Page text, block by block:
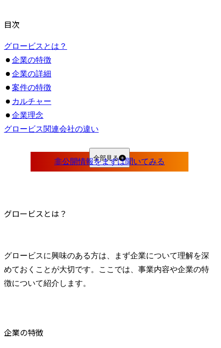
目次
グロービスとは？
企業の特徴
企業の詳細
案件の特徴
カルチャー
企業理念
グロービス関連会社の違い
基本的な考え方
昇格制度
グロービス の平均年収
Q1.グロービスはコンサルティングファームと同じ業界に分類されますか？
Q2.グロービスではどのようなキャリア形成が可能ですか？
Q3.グロービスへの転職の難易度は高いですか？
全部見る
グロービスとは？
グロービスに興味のある方は、まず企業について理解を深
めておくことが大切です。ここでは、事業内容や企業の特
徴について紹介します。
企業の特徴